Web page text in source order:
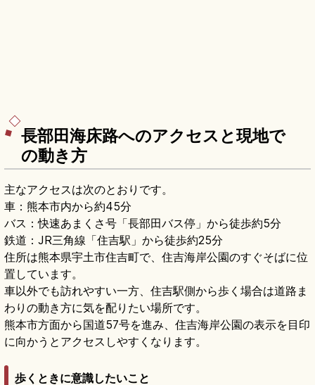
長部田海床路へのアクセスと現地で
の動き方
主なアクセスは次のとおりです。
車：熊本市内から約45分
バス：快速あまくさ号「長部田バス停」から徒歩約5分
鉄道：JR三角線「住吉駅」から徒歩約25分
住所は熊本県宇土市住吉町で、住吉海岸公園のすぐそばに位
置しています。
車以外でも訪れやすい一方、住吉駅側から歩く場合は道路ま
わりの動き方に気を配りたい場所です。
熊本市方面から国道57号を進み、住吉海岸公園の表示を目印
に向かうとアクセスしやすくなります。
歩くときに意識したいこと